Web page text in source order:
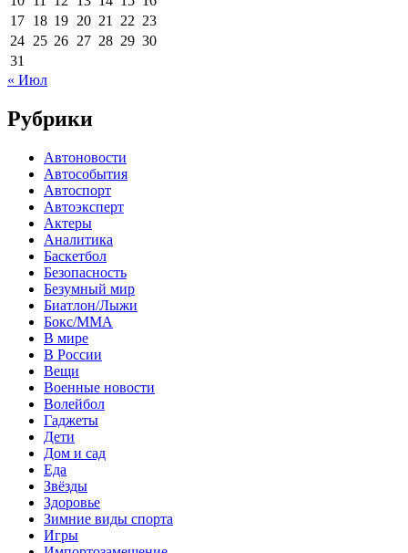
17 18 19 20 21 22 23
24 25 26 27 28 29 30
31
« Июл
Рубрики
Автоновости
Автособытия
Автоспорт
Автоэксперт
Актеры
Аналитика
Баскетбол
Безопасность
Безумный мир
Биатлон/Лыжи
Бокс/MMA
В мире
В России
Вещи
Военные новости
Волейбол
Гаджеты
Дети
Дом и сад
Еда
Звёзды
Здоровье
Зимние виды спорта
Игры